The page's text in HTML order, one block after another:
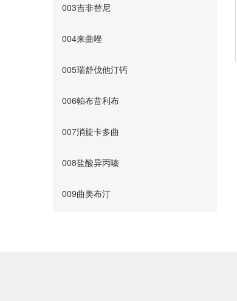
003吉非替尼
004来曲唑
005瑞舒伐他汀钙
006帕布昔利布
007消旋卡多曲
008盐酸异丙嗪
009曲美布汀